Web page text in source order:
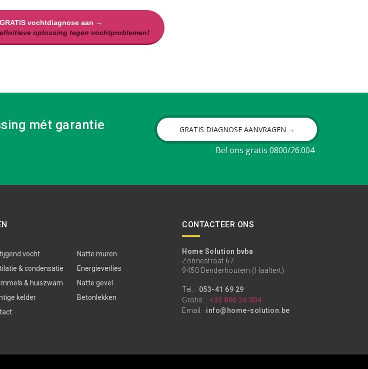
vochtdiagnose aan →
oplossing tegen vochtproblemen!
mét garantie GRATIS DIAGNOSE AANVRAGEN →
Bel ons gratis 0800/26.004
vocht
& condensatie
& huiszwam
kelder
Natte muren
Energieverlies
Natte gevel
Betonlekken
CONTACTEER ONS
Home Solution bvba
Zonnestraat 67
9450 Denderhoutem (Haaltert)
Tel.: 053-41 69 29
Gratis:
+32 800 26 004
Email: info@home-solution.be